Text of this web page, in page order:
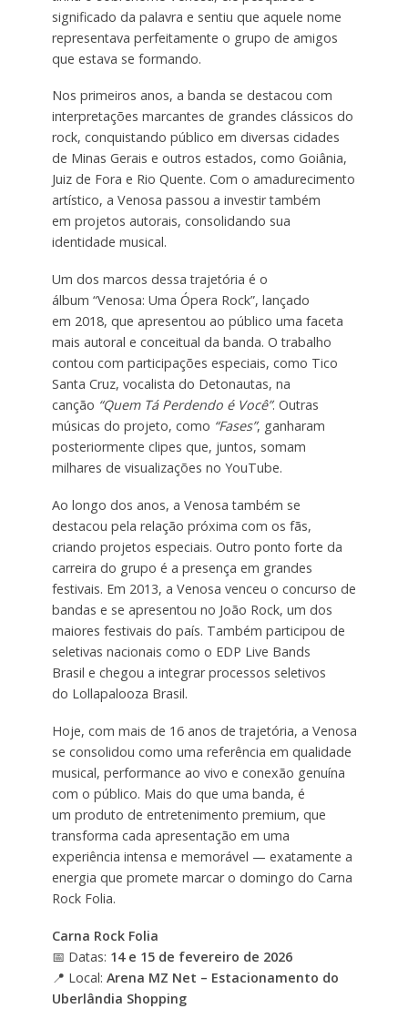
significado da palavra e sentiu que aquele nome
representava perfeitamente o grupo de amigos
que estava se formando.
Nos primeiros anos, a banda se destacou com
interpretações marcantes de grandes clássicos do
rock, conquistando público em diversas cidades
de Minas Gerais e outros estados, como Goiânia,
Juiz de Fora e Rio Quente. Com o amadurecimento
artístico, a Venosa passou a investir também
em projetos autorais, consolidando sua
identidade musical.
Um dos marcos dessa trajetória é o
álbum “Venosa: Uma Ópera Rock”, lançado
em 2018, que apresentou ao público uma faceta
mais autoral e conceitual da banda. O trabalho
contou com participações especiais, como Tico
Santa Cruz, vocalista do Detonautas, na
canção “Quem Tá Perdendo é Você”. Outras
músicas do projeto, como “Fases”, ganharam
posteriormente clipes que, juntos, somam
milhares de visualizações no YouTube.
Ao longo dos anos, a Venosa também se
destacou pela relação próxima com os fãs,
criando projetos especiais. Outro ponto forte da
carreira do grupo é a presença em grandes
festivais. Em 2013, a Venosa venceu o concurso de
bandas e se apresentou no João Rock, um dos
maiores festivais do país. Também participou de
seletivas nacionais como o EDP Live Bands
Brasil e chegou a integrar processos seletivos
do Lollapalooza Brasil.
Hoje, com mais de 16 anos de trajetória, a Venosa
se consolidou como uma referência em qualidade
musical, performance ao vivo e conexão genuína
com o público. Mais do que uma banda, é
um produto de entretenimento premium, que
transforma cada apresentação em uma
experiência intensa e memorável — exatamente a
energia que promete marcar o domingo do Carna
Rock Folia.
Carna Rock Folia
📅 Datas: 14 e 15 de fevereiro de 2026
📍 Local: Arena MZ Net – Estacionamento do
Uberlândia Shopping